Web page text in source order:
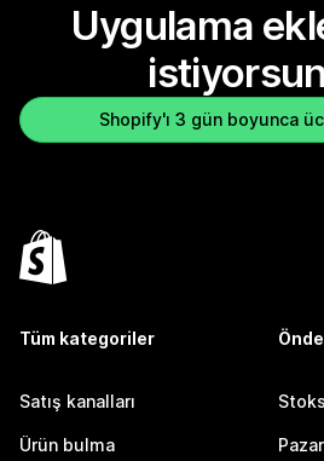
Uygulama
Shopify'ı 3 gün boyunca
Tüm kategoriler
Satış kanalları
Ürün bulma